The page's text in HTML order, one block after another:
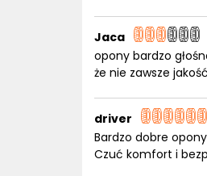
Jaca
opony bardzo
że nie zawsze
driver
Bardzo dobre
Czuć komfort i